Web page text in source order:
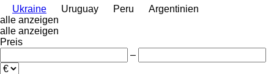
Ukraine
Uruguay Peru
Argentinien
alle anzeigen
alle anzeigen
Preis
–